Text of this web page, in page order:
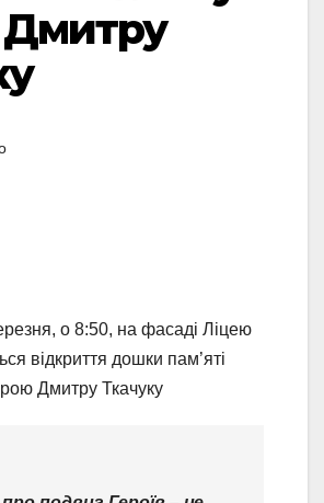
о 8:50, на фасаді Ліцею
відкриття дошки пам’яті
Дмитру Ткачуку